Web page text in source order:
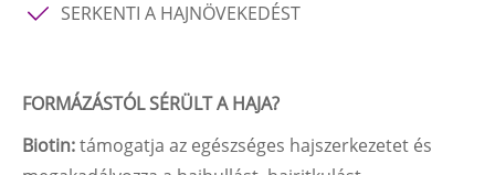
SERKENTI A HAJNÖVEKEDÉST
FORMÁZÁSTÓL SÉRÜLT A HAJA?
Biotin:támogatja az egészséges hajszerkezetet és